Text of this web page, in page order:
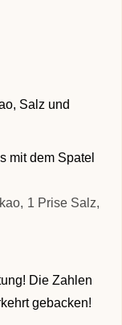
Salz und
mit dem Spatel
1 Prise Salz,
Die Zahlen
gebacken!